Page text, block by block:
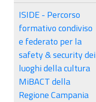
ISIDE - Percorso
formativo condiviso
e federato per la
safety & security dei
luoghi della cultura
MiBACT della
Regione Campania